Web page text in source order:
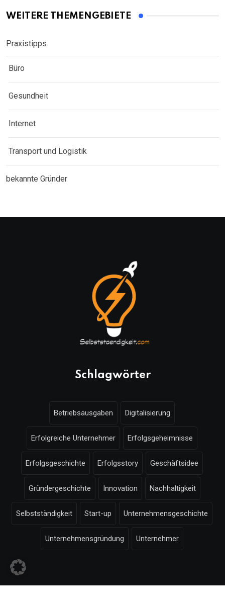
WEITERE THEMENGEBIETE
Praxistipps
Büro
Gesundheit
Internet
Transport und Logistik
bekannte Gründer
Schlagwörter
Betriebsausgaben Digitalisierung
Erfolgreiche Unternehmer Erfolgsgeheimnisse
Erfolgsgeschichte Erfolgsstory Geschäftsidee
Gründergeschichte Innovation Nachhaltigkeit
Selbstständigkeit Start-up Unternehmensgeschichte
Unternehmensgründung Unternehmer